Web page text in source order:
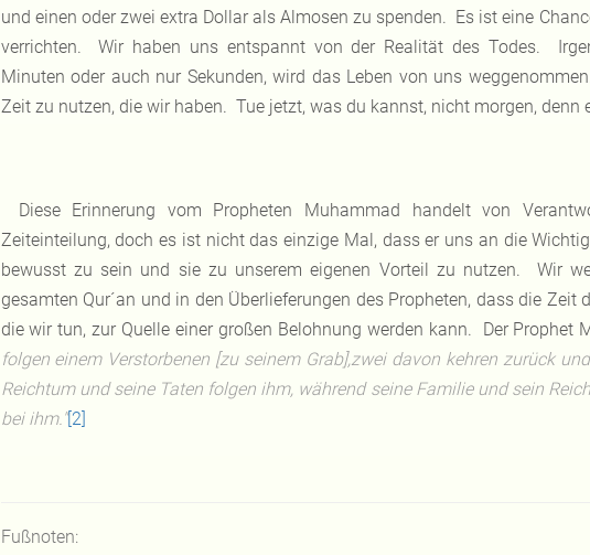
und einen oder zwei extra Dollar als Almosen zu spenden. Es ist eine
verrichten. Wir haben uns entspannt von der Realität des Todes.
Minuten oder auch nur Sekunden, wird das Leben von uns
Zeit zu nutzen, die wir haben. Tue jetzt, was du kannst, nicht morgen, denn
Diese Erinnerung vom Propheten Muhammad handelt von
Zeiteinteilung, doch es ist nicht das einzige Mal, dass er uns an die
bewusst zu sein und sie zu unserem eigenen Vorteil zu nutzen. Wir
gesamten Qur´an und in den Überlieferungen des Propheten, dass die Zeit
die wir tun, zur Quelle einer großen Belohnung werden kann. Der Prophet
folgen einem Verstorbenen [zu seinem Grab],zwei davon kehren zurück
Reichtum und seine Taten folgen ihm, während seine Familie und sein
bei ihm."[2]
Fußnoten: